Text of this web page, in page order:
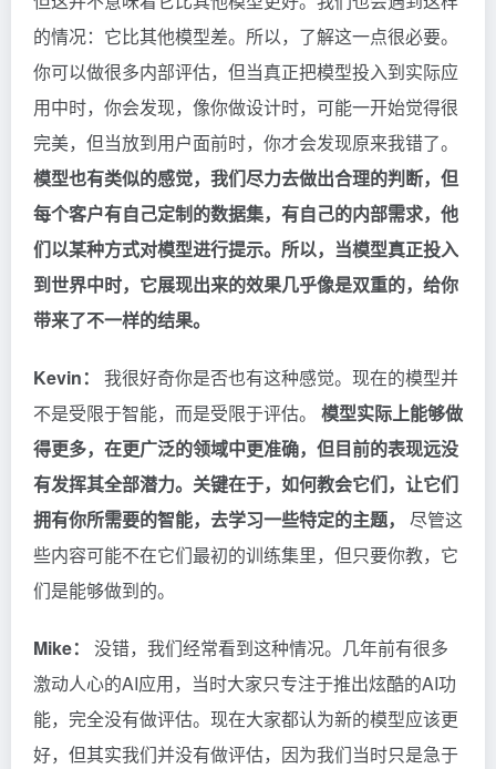
的情况：它比其他模型差。所以，了解这一点很必要。
你可以做很多内部评估，但当真正把模型投入到实际应
用中时，你会发现，像你做设计时，可能一开始觉得很
完美，但当放到用户面前时，你才会发现原来我错了。
模型也有类似的感觉，我们尽力去做出合理的判断，但
每个客户有自己定制的数据集，有自己的内部需求，他
们以某种方式对模型进行提示。所以，当模型真正投入
到世界中时，它展现出来的效果几乎像是双重的，给你
带来了不一样的结果。
Kevin：
我很好奇你是否也有这种感觉。现在的模型并
不是受限于智能，而是受限于评估。 模型实际上能够做
得更多，在更广泛的领域中更准确，但目前的表现远没
有发挥其全部潜力。关键在于，如何教会它们，让它们
拥有你所需要的智能，去学习一些特定的主题，
尽管这
些内容可能不在它们最初的训练集里，但只要你教，它
们是能够做到的。
Mike：
没错，我们经常看到这种情况。几年前有很多
激动人心的AI应用，当时大家只专注于推出炫酷的AI功
能，完全没有做评估。现在大家都认为新的模型应该更
好，但其实我们并没有做评估，因为我们当时只是急于